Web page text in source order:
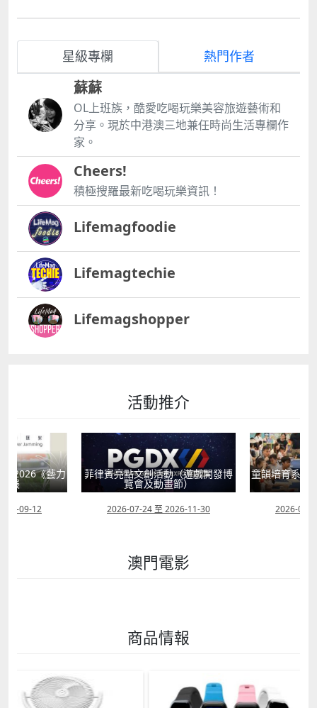
星級專欄 熱門作者
蘇蘇
OL上班族，酷愛吃喝玩樂美容旅遊藝術和
分享。現於中港澳三地兼任時尚生活專欄作
家。
Cheers!
積極搜羅最新吃喝玩樂資訊！
Lifemagfoodie
Lifemagtechie
Lifemagshopper
活動推介
獻2026《藝力
展
09-12
菲律賓亮點文創活動（遊戲開發博
覽會及動畫節）
2026-07-24 至 2026-11-30
童韻培育系列
2026-07-
澳門電影
商品情報